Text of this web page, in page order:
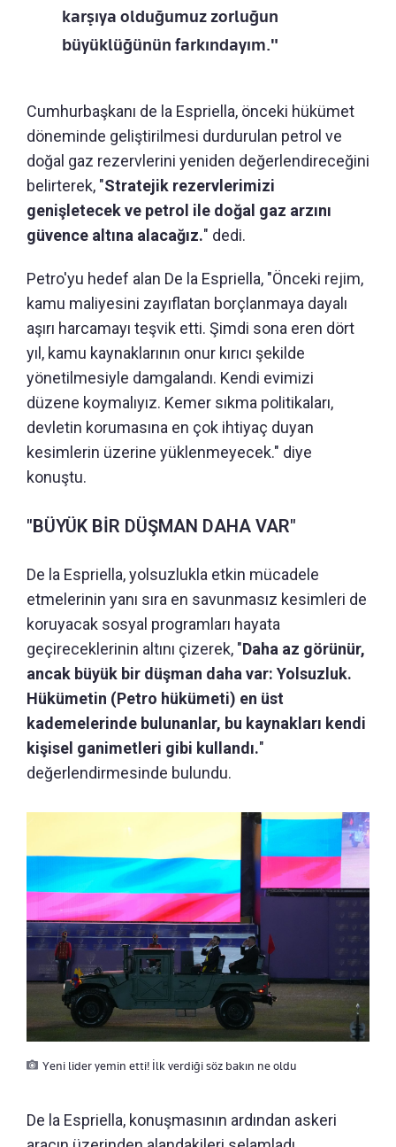
karşıya olduğumuz zorluğun
büyüklüğünün farkındayım."
Cumhurbaşkanı de la Espriella, önceki hükümet
döneminde geliştirilmesi durdurulan petrol ve
doğal gaz rezervlerini yeniden değerlendireceğini
belirterek, "Stratejik rezervlerimizi
genişletecek ve petrol ile doğal gaz arzını
güvence altına alacağız." dedi.
Petro'yu hedef alan De la Espriella, "Önceki rejim,
kamu maliyesini zayıflatan borçlanmaya dayalı
aşırı harcamayı teşvik etti. Şimdi sona eren dört
yıl, kamu kaynaklarının onur kırıcı şekilde
yönetilmesiyle damgalandı. Kendi evimizi
düzene koymalıyız. Kemer sıkma politikaları,
devletin korumasına en çok ihtiyaç duyan
kesimlerin üzerine yüklenmeyecek." diye
konuştu.
"BÜYÜK BİR DÜŞMAN DAHA VAR"
De la Espriella, yolsuzlukla etkin mücadele
etmelerinin yanı sıra en savunmasız kesimleri de
koruyacak sosyal programları hayata
geçireceklerinin altını çizerek, "Daha az görünür,
ancak büyük bir düşman daha var: Yolsuzluk.
Hükümetin (Petro hükümeti) en üst
kademelerinde bulunanlar, bu kaynakları kendi
kişisel ganimetleri gibi kullandı."
değerlendirmesinde bulundu.
Yeni lider yemin etti! İlk verdiği söz bakın ne oldu
De la Espriella, konuşmasının ardından askeri